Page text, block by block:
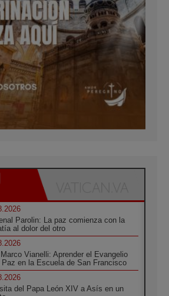
Parolin: La paz comienza con la
al dolor del otro
Vianelli: Aprender el Evangelio
Paz en la Escuela de San Francisco
del Papa León XIV a Asís en un